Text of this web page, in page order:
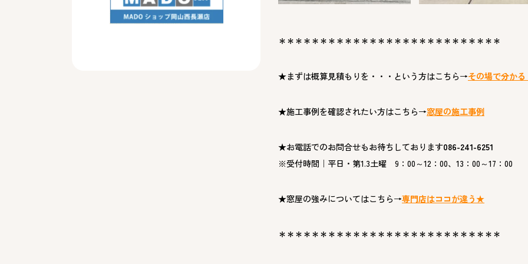
＊＊＊＊＊＊＊＊＊＊＊＊＊＊＊＊＊＊＊＊＊＊＊＊＊＊＊
★まずは概算見積もりを・・・という方はこちら→その場で分か
★施工事例を確認されたい方はこちら→窓屋の施工事例
★お電話でのお問合せもお待ちしております086-241-6251
※受付時間｜平日・第1.3土曜 9：00～12：00、13：00～17：00
★窓屋の強みについてはこちら→専門店はココが違う★
＊＊＊＊＊＊＊＊＊＊＊＊＊＊＊＊＊＊＊＊＊＊＊＊＊＊＊